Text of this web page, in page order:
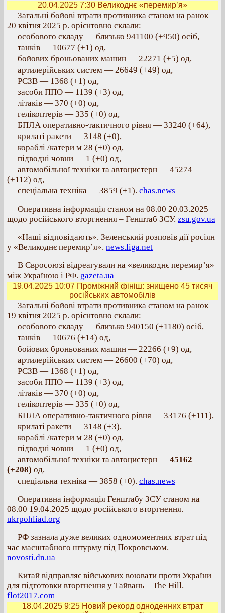
20.04.2025 7:30 Великоднє «перемир’я»
Загальні бойові втрати противника станом на ранок
20 квітня 2025 р. орієнтовно склали:
особового складу — близько 941100 (+950) осіб,
танків — 10677 (+1) од,
бойових броньованих машин — 22271 (+5) од,
артилерійських систем — 26649 (+49) од,
РСЗВ — 1368 (+1) од,
засоби ППО — 1139 (+3) од,
літаків — 370 (+0) од,
гелікоптерів — 335 (+0) од,
БПЛА оперативно-тактичного рівня — 33240 (+64),
крилаті ракети — 3148 (+0),
кораблі /катери м 28 (+0) од,
підводні човни — 1 (+0) од,
автомобільної техніки та автоцистерн — 45274
(+112) од,
спеціальна техніка — 3859 (+1). chas.news
Оперативна інформація станом на 08.00 20.03.2025
щодо російського вторгнення – Генштаб ЗСУ. zsu.gov.ua
«Наші відповідають». Зеленський розповів дії росіян
у «Великоднє перемир’я». news.liga.net
В Євросоюзі відреагували на «великоднє перемир’я»
між Україною і РФ. gazeta.ua
19.04.2025 10:07 Проміжний фініш: знищено 45 тисяч
російських автомобілів
Загальні бойові втрати противника станом на ранок
19 квітня 2025 р. орієнтовно склали:
особового складу — близько 940150 (+1180) осіб,
танків — 10676 (+14) од,
бойових броньованих машин — 22266 (+9) од,
артилерійських систем — 26600 (+70) од,
РСЗВ — 1368 (+1) од,
засоби ППО — 1139 (+3) од,
літаків — 370 (+0) од,
гелікоптерів — 335 (+0) од,
БПЛА оперативно-тактичного рівня — 33176 (+111),
крилаті ракети — 3148 (+3),
кораблі /катери м 28 (+0) од,
підводні човни — 1 (+0) од,
автомобільної техніки та автоцистерн — 45162
(+208) од,
спеціальна техніка — 3858 (+0). chas.news
Оперативна інформація Генштабу ЗСУ станом на
08.00 19.04.2025 щодо російського вторгнення.
ukrpohliad.org
РФ зазнала дуже великих одномоментних втрат під
час масштабного штурму під Покровськом.
novosti.dn.ua
Китай відправляє військових воювати проти України
для підготовки вторгнення у Тайвань – The Hill.
flot2017.com
18.04.2025 9:25Новий рекорд одноденних втрат